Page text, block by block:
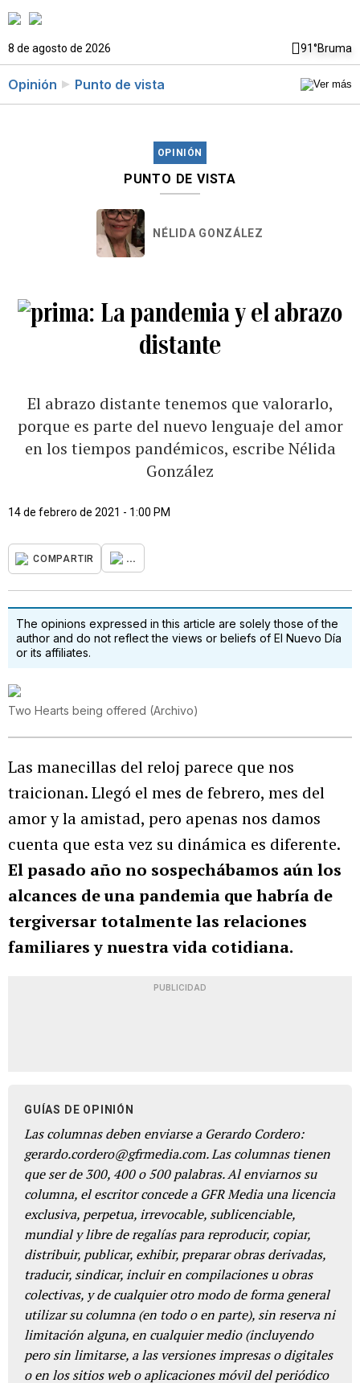
8 de agosto de 2026 91°Bruma
Opinión Punto de vista
OPINIÓN
PUNTO DE VISTA
NÉLIDA GONZÁLEZ
La pandemia y el abrazo
distante
El abrazo distante tenemos que valorarlo,
porque es parte del nuevo lenguaje del amor
en los tiempos pandémicos, escribe Nélida
González
14 de febrero de 2021 - 1:00 PM
COMPARTIR ...
The opinions expressed in this article are solely those of the
author and do not reflect the views or beliefs of El Nuevo Día
or its affiliates.
Two Hearts being offered (Archivo)
Las manecillas del reloj parece que nos
traicionan. Llegó el mes de febrero, mes del
amor y la amistad, pero apenas nos damos
cuenta que esta vez su dinámica es diferente.
El pasado año no sospechábamos aún los
alcances de una pandemia que habría de
tergiversar totalmente las relaciones
familiares y nuestra vida cotidiana.
PUBLICIDAD
GUÍAS DE OPINIÓN
Las columnas deben enviarse a Gerardo Cordero:
gerardo.cordero@gfrmedia.com. Las columnas tienen
que ser de 300, 400 o 500 palabras. Al enviarnos su
columna, el escritor concede a GFR Media una licencia
exclusiva, perpetua, irrevocable, sublicenciable,
mundial y libre de regalías para reproducir, copiar,
distribuir, publicar, exhibir, preparar obras derivadas,
traducir, sindicar, incluir en compilaciones u obras
colectivas, y de cualquier otro modo de forma general
utilizar su columna (en todo o en parte), sin reserva ni
limitación alguna, en cualquier medio (incluyendo
pero sin limitarse, a las versiones impresas o digitales
o en los sitios web o aplicaciones móvil del periódico